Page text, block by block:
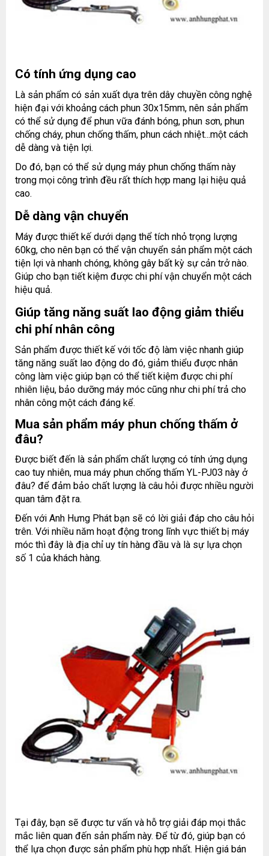
Có tính ứng dụng cao
Là sản phẩm có sản xuất dựa trên dây chuyền công nghệ
hiện đại với khoảng cách phun 30x15mm, nên sản phẩm
có thể sử dụng để phun vữa đánh bóng, phun sơn, phun
chống cháy, phun chống thấm, phun cách nhiệt...một cách
dễ dàng và tiện lợi.
Do đó, bạn có thể sử dụng máy phun chống thấm này
trong mọi công trình đều rất thích hợp mang lại hiệu quả
cao.
Dễ dàng vận chuyển
Máy được thiết kế dưới dạng thể tích nhỏ trọng lượng
60kg, cho nên bạn có thể vận chuyển sản phẩm một cách
tiện lợi và nhanh chóng, không gây bất kỳ sự cản trở nào.
Giúp cho bạn tiết kiệm được chi phí vận chuyển một cách
hiệu quả.
Giúp tăng năng suất lao động giảm thiểu
chi phí nhân công
Sản phẩm được thiết kế với tốc độ làm việc nhanh giúp
tăng năng suất lao động do đó, giảm thiểu được nhân
công làm việc giúp bạn có thể tiết kiệm được chi phí
nhiên liệu, bảo dưỡng máy móc cũng như chi phí trả cho
nhân công một cách đáng kể.
Mua sản phẩm máy phun chống thấm ở
đâu?
Được biết đến là sản phẩm chất lượng có tính ứng dụng
cao tuy nhiên, mua máy phun chống thấm YL-PJ03 này ở
đâu? để đảm bảo chất lượng là câu hỏi được nhiều người
quan tâm đặt ra.
Đến với Anh Hưng Phát bạn sẽ có lời giải đáp cho câu hỏi
trên. Với nhiều năm hoạt động trong lĩnh vực thiết bị máy
móc thì đây là địa chỉ uy tín hàng đầu và là sự lựa chọn
số 1 của khách hàng.
Tại đây, bạn sẽ được tư vấn và hỗ trợ giải đáp mọi thắc
mắc liên quan đến sản phẩm này. Để từ đó, giúp bạn có
thể lựa chọn được sản phẩm phù hợp nhất. Hiện giá bán